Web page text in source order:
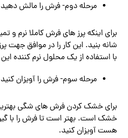
مرحله دوم- فرش را مالش
برای اینکه پرز های فرش کاملا نرم و
شانه بنید. این کار را در موافق جهت
با استفاده از یک محلول نرم کننده
مرحله سوم- فرش را آویزان
برای خشک کردن فرش های شگی
خشک است. بهتر است تا فرش را با
هست آویزان کنید.